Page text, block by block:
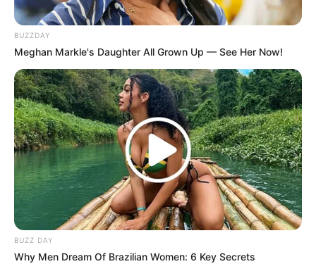
BUZZDAY
Meghan Markle's Daughter All Grown Up — See Her Now!
BUZZ DAY
Why Men Dream Of Brazilian Women: 6 Key Secrets